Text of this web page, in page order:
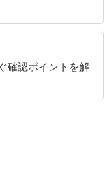
確認ポイントを解